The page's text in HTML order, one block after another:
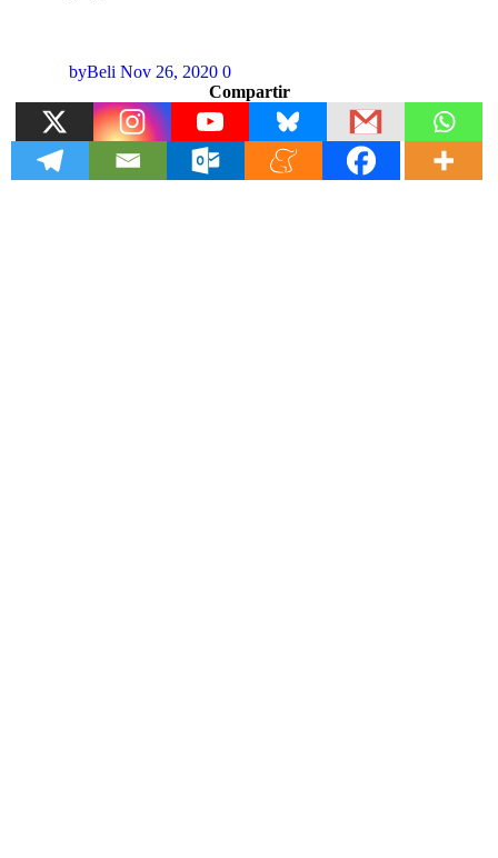
byBeli Nov 26, 2020 0
Compartir